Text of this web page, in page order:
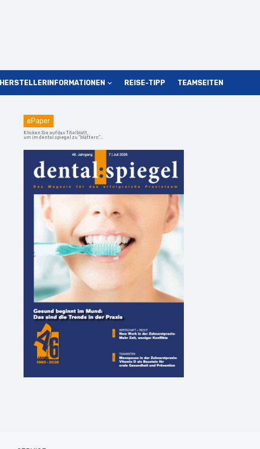
HERSTELLERINFORMATIONEN REISE-TIPP TEAMSEITEN
ePaper
Klicken Sie auf das Titelblatt,
um im dental:spiegel zu "blättern"...